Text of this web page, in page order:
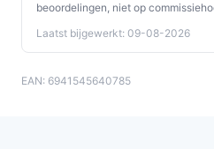
beoordelingen, niet op
Laatst bijgewerkt: 09-08-2026
EAN: 6941545640785